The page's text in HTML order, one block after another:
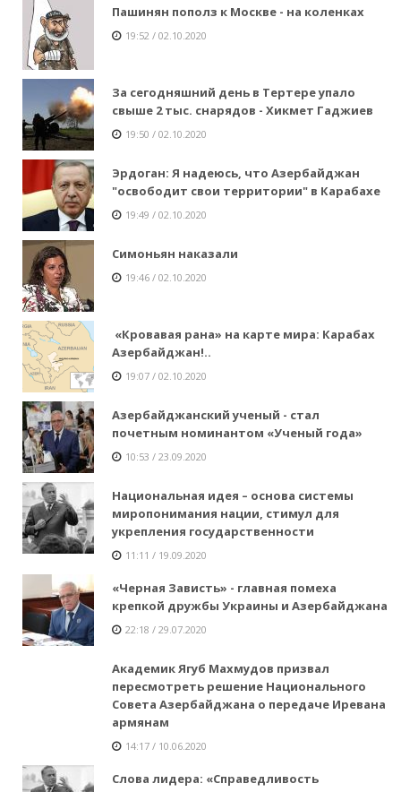
Пашинян пополз к Москве - на коленках
19:52 / 02.10.2020
За сегодняшний день в Тертере упало
свыше 2 тыс. снарядов - Хикмет Гаджиев
19:50 / 02.10.2020
Эрдоган: Я надеюсь, что Азербайджан
"освободит свои территории" в Карабахе
19:49 / 02.10.2020
Симоньян наказали
19:46 / 02.10.2020
«Кровавая рана» на карте мира: Карабах
Азербайджан!..
19:07 / 02.10.2020
Азербайджанский ученый - стал
почетным номинантом «Ученый года»
10:53 / 23.09.2020
Национальная идея – основа системы
миропонимания нации, стимул для
укрепления государственности
11:11 / 19.09.2020
«Черная Зависть» - главная помеха
крепкой дружбы Украины и Азербайджана
22:18 / 29.07.2020
Академик Ягуб Махмудов призвал
пересмотреть решение Национального
Совета Азербайджана о передаче Иревана
армянам
14:17 / 10.06.2020
Слова лидера: «Справедливость